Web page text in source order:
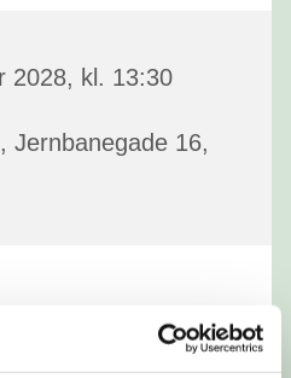
2028, kl. 13:30
Jernbanegade 16,